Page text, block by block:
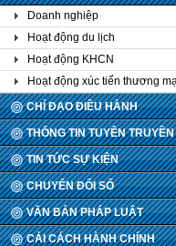
Doanh nghiệp
Hoạt động du lịch
Hoạt động KHCN
Hoạt động xúc tiến thương
CHỈ ĐẠO ĐIỀU HÀNH
THÔNG TIN TUYÊN TRUYỀN
TIN TỨC SỰ KIỆN
CHUYỂN ĐỔI SỐ
VĂN BẢN PHÁP LUẬT
CẢI CÁCH HÀNH CHÍNH